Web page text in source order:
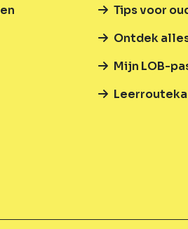
Tips voor
Ontdek
Mijn LOB-